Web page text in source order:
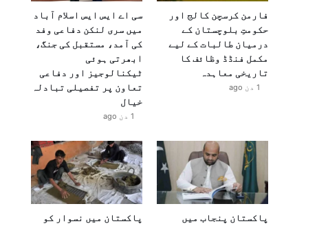
فارمن کرسچن کالج اور
حکومتِ بلوچستان کے
درمیان طالبات کے لیے
مکمل فنڈڈ وظائف کا
تاریخی معاہدہ
1 دن ago
سی اے ایس ایس اسلام آباد
میں سری لنکن دفاعی وفد
کی آمد، مستقبل کی جنگ،
ابھرتی ہوئی
ٹیکنالوجیز اور دفاعی
تعاون پر تفصیلی تبادلہ
خیال
1 دن ago
پاکستان پنجاب میں
پاکستان میں نسوار کو